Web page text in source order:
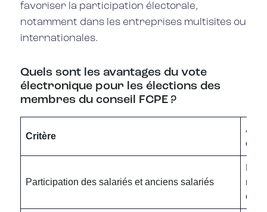
favoriser la participation électorale,
notamment dans les entreprises multisites ou
internationales.
Quels sont les avantages du vote
électronique pour les élections des
membres du conseil FCPE ?
Critère
Participation des salariés et anciens salariés
ou